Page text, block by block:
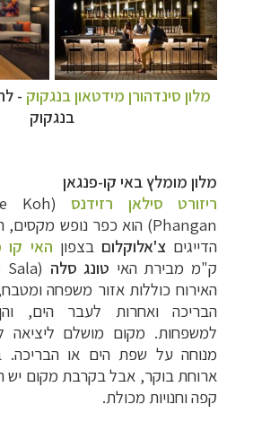
מלון סינדהורן מידטאון בנגקוק -
בנגקוק
מלון מומלץ באי קו-פנגאן
ריזורט סילאן רזידנס
Koh
Phangan) הוא כפר נופש מקסים, הממוקם לחופי
הדייגיםצ'אלוקלום בצפון האי קו
ק"מ מבירת האי טונג סלה
האירוח כוללות אזור משפחה
הבריכה ואחרות לעבר הים,
למשפחות. מקום מושלם ליציאה
מנוחה על שפת הים או
ארוחת בוקר, אבל בקרבת מקום יש
קפה וחנויות מכולת.